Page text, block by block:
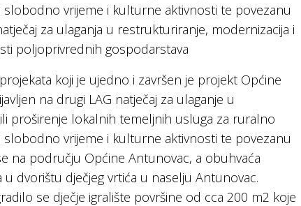
slobodno vrijeme i kulturne aktivnosti te povezanu
za ulaganja u restrukturiranje, modernizacija i
poljoprivrednih gospodarstava
koji je ujedno i završen je projekt Općine
na drugi LAG natječaj za ulaganje u
proširenje lokalnih temeljnih usluga za ruralno
slobodno vrijeme i kulturne aktivnosti te povezanu
na području Općine Antunovac, a obuhvaća
u dvorištu dječjeg vrtića u naselju Antunovac.
se dječje igralište površine od cca 200 m2 koje